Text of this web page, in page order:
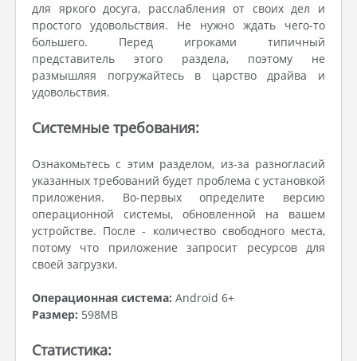
для яркого досуга, расслабления от своих дел и
простого удовольствия. Не нужно ждать чего-то
большего. Перед игроками типичный
представитель этого раздела, поэтому не
размышляя погружайтесь в царство драйва и
удовольствия.
Системные требования:
Ознакомьтесь с этим разделом, из-за разногласий
указанных требований будет проблема с установкой
приложения. Во-первых определите версию
операционной системы, обновленной на вашем
устройстве. После - количество свободного места,
потому что приложение запросит ресурсов для
своей загрузки.
Операционная система: Android 6+
Размер: 598MB
Статистика: